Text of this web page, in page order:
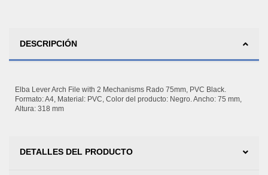
DESCRIPCIÓN
Elba Lever Arch File with 2 Mechanisms Rado 75mm, PVC Black.
Formato: A4, Material: PVC, Color del producto: Negro. Ancho: 75 mm,
Altura: 318 mm
DETALLES DEL PRODUCTO